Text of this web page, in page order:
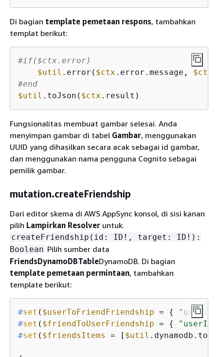
Di bagian template pemetaan respons, tambahkan
templat berikut:
#if($ctx.error)
$util .error( $ctx .error.message, $ctx
#end
$util .toJson( $ctx .result)
Fungsionalitas membuat gambar selesai. Anda
menyimpan gambar di tabel Gambar, menggunakan
UUID yang dihasilkan secara acak sebagai id gambar,
dan menggunakan nama pengguna Cognito sebagai
pemilik gambar.
mutation.createFriendship
Dari editor skema di AWS AppSync konsol, di sisi kanan
pilih Lampirkan Resolver untuk.
createFriendship(id: ID!, target: ID!):
Boolean Pilih sumber data
FriendsDynamoDBTableDynamoDB. Di bagian
template pemetaan permintaan, tambahkan
template berikut:
#set ( $userToFriendFriendship = { "userId"
#set ( $friendToUserFriendship = { "userId"
#set ( $friendsItems = [ $util